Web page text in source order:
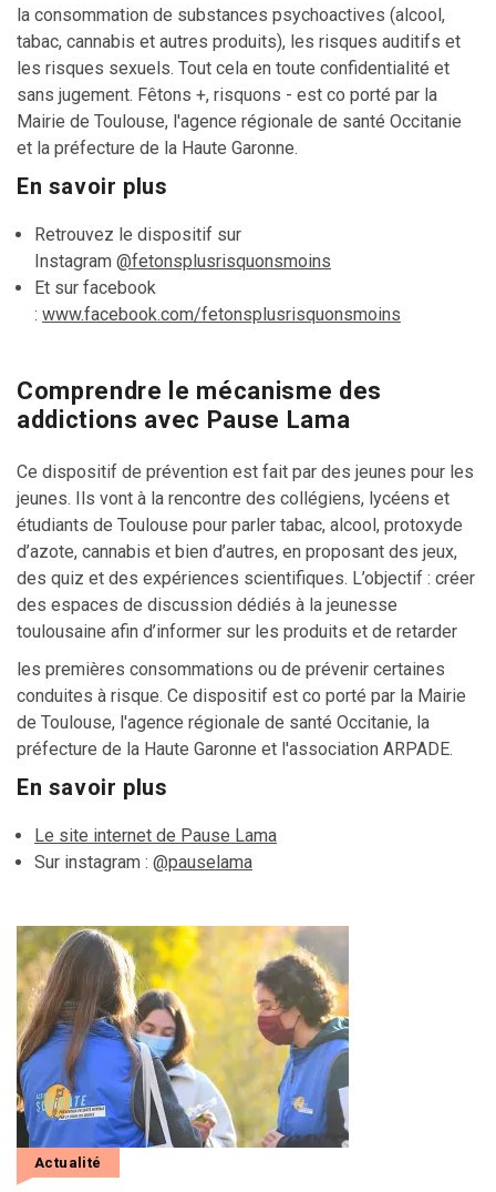
la consommation de substances psychoactives (alcool,
tabac, cannabis et autres produits), les risques auditifs et
les risques sexuels. Tout cela en toute confidentialité et
sans jugement. Fêtons +, risquons - est co porté par la
Mairie de Toulouse, l'agence régionale de santé Occitanie
et la préfecture de la Haute Garonne.
En savoir plus
Retrouvez le dispositif sur
Instagram @fetonsplusrisquonsmoins
Et sur facebook
: www.facebook.com/fetonsplusrisquonsmoins
Comprendre le mécanisme des
addictions avec Pause Lama
Ce dispositif de prévention est fait par des jeunes pour les
jeunes. Ils vont à la rencontre des collégiens, lycéens et
étudiants de Toulouse pour parler tabac, alcool, protoxyde
d’azote, cannabis et bien d’autres, en proposant des jeux,
des quiz et des expériences scientifiques. L’objectif : créer
des espaces de discussion dédiés à la jeunesse
toulousaine afin d’informer sur les produits et de retarder
les premières consommations ou de prévenir certaines
conduites à risque. Ce dispositif est co porté par la Mairie
de Toulouse, l'agence régionale de santé Occitanie, la
préfecture de la Haute Garonne et l'association ARPADE.
En savoir plus
Le site internet de Pause Lama
Sur instagram : @pauselama
Actualité